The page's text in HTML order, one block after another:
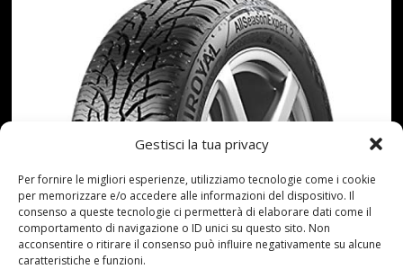
Gestisci la tua privacy
Per fornire le migliori esperienze, utilizziamo tecnologie come i cookie
per memorizzare e/o accedere alle informazioni del dispositivo. Il
consenso a queste tecnologie ci permetterà di elaborare dati come il
comportamento di navigazione o ID unici su questo sito. Non
acconsentire o ritirare il consenso può influire negativamente su alcune
caratteristiche e funzioni.